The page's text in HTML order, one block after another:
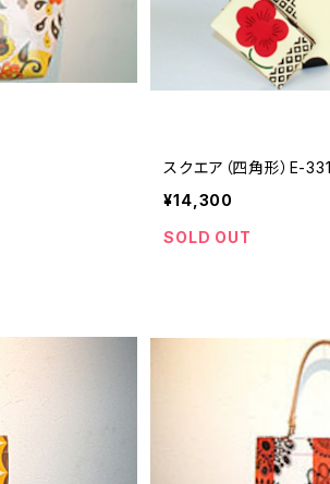
スクエア（四角形）E-331
¥14,300
SOLD OUT